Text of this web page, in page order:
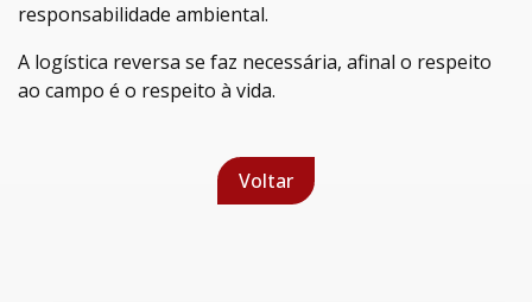
responsabilidade ambiental.
A logística reversa se faz necessária, afinal o respeito
ao campo é o respeito à vida.
Voltar